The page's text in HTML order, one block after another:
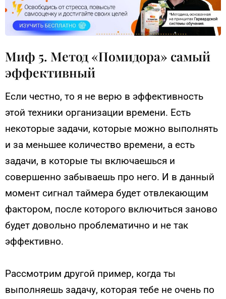
Миф 5. Метод «Помидора» самый
эффективный
Если честно, то я не верю в эффективность
этой техники организации времени. Есть
некоторые задачи, которые можно выполнять
и за меньшее количество времени, а есть
задачи, в которые ты включаешься и
совершенно забываешь про него. И в данный
момент сигнал таймера будет отвлекающим
фактором, после которого включиться заново
будет довольно проблематично и не так
эффективно.
Рассмотрим другой пример, когда ты
выполняешь задачу, которая тебе не очень по